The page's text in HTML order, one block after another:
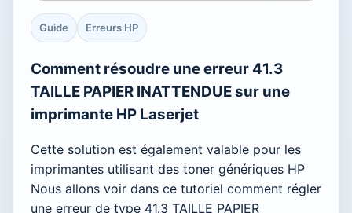
Guide Erreurs HP
Comment résoudre une erreur 41.3
TAILLE PAPIER INATTENDUE sur une
imprimante HP Laserjet
Cette solution est également valable pour les
imprimantes utilisant des toner génériques HP
Nous allons voir dans ce tutoriel comment régler
une erreur de type 41.3 TAILLE PAPIER